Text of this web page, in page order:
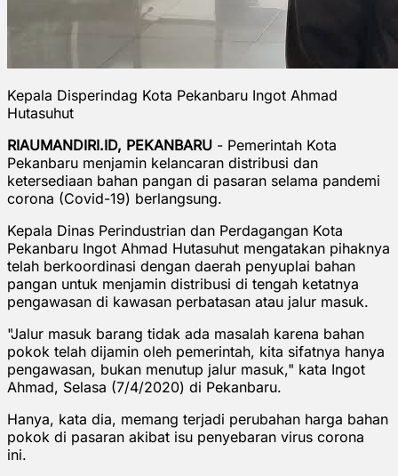
Kepala Disperindag Kota Pekanbaru Ingot Ahmad
Hutasuhut
RIAUMANDIRI.ID, PEKANBARU - Pemerintah Kota
Pekanbaru menjamin kelancaran distribusi dan
ketersediaan bahan pangan di pasaran selama pandemi
corona (Covid-19) berlangsung.
Kepala Dinas Perindustrian dan Perdagangan Kota
Pekanbaru Ingot Ahmad Hutasuhut mengatakan pihaknya
telah berkoordinasi dengan daerah penyuplai bahan
pangan untuk menjamin distribusi di tengah ketatnya
pengawasan di kawasan perbatasan atau jalur masuk.
"Jalur masuk barang tidak ada masalah karena bahan
pokok telah dijamin oleh pemerintah, kita sifatnya hanya
pengawasan, bukan menutup jalur masuk," kata Ingot
Ahmad, Selasa (7/4/2020) di Pekanbaru.
Hanya, kata dia, memang terjadi perubahan harga bahan
pokok di pasaran akibat isu penyebaran virus corona
ini.